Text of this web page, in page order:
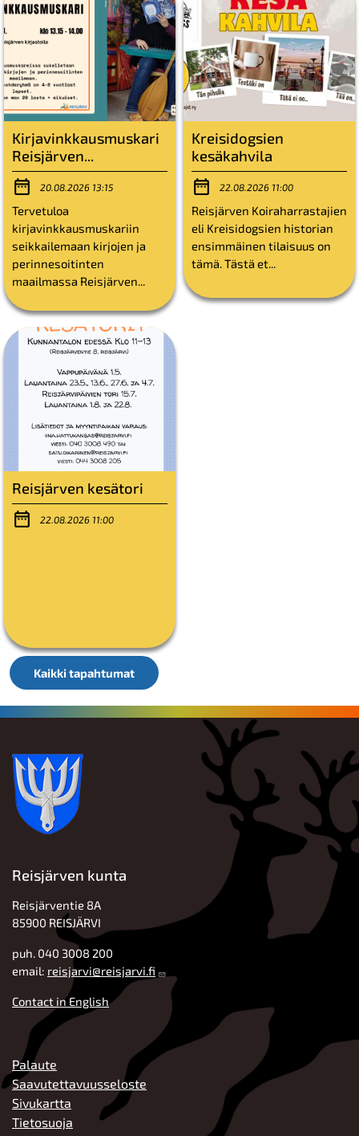
Kirjavinkkausmuskari
Reisjärven...
20.08.2026 13:15
Tervetuloa
kirjavinkkausmuskariin
seikkailemaan kirjojen ja
perinnesoitinten
maailmassa Reisjärven...
Kreisidogsien
kesäkahvila
22.08.2026 11:00
Reisjärven Koiraharrastajien
eli Kreisidogsien historian
ensimmäinen tilaisuus on
tämä. Tästä et...
Reisjärven kesätori
22.08.2026 11:00
Kaikki tapahtumat
Reisjärven kunta
Reisjärventie 8A
85900 REISJÄRVI
puh. 040 3008 200
email: reisjarvi@reisjarvi.fi
Contact in English
ALATUNNISTE
Palaute
Saavutettavuusseloste
Sivukartta
Tietosuoja